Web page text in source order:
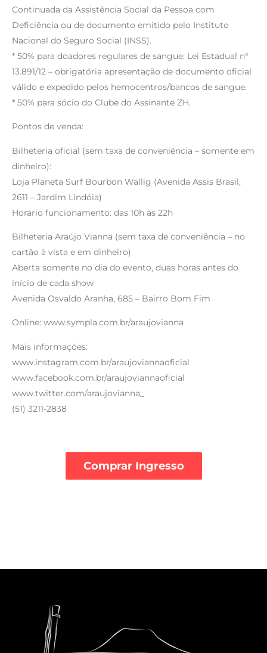
Continuada da Assistência Social da Pessoa com
Deficiência ou de documento emitido pelo Instituto
Nacional do Seguro Social (INSS).
* 50% para doadores regulares de sangue: Lei Estadual n°
13.891/12 – obrigatória apresentação de documento oficial
válido e expedido pelos hemocentros/bancos de sangue.
* 50% para sócio do Clube do Assinante ZH.
Pontos de venda:
Bilheteria oficial (sem taxa de conveniência – somente em
dinheiro):
Loja Planeta Surf Bourbon Wallig (Avenida Assis Brasil,
2611 – Jardim Lindóia)
Horário funcionamento: das 10h às 22h
Bilheteria Araújo Vianna (sem taxa de conveniência – no
cartão à vista e em dinheiro)
Aberta somente no dia do evento, duas horas antes do
início de cada show
Avenida Osvaldo Aranha, 685 – Bairro Bom Fim
Online: www.sympla.com.br/araujovianna
Mais informações:
www.instagram.com.br/araujoviannaoficial
www.facebook.com.br/araujoviannaoficial
www.twitter.com/araujovianna_
(51) 3211-2838
Comprar Ingresso